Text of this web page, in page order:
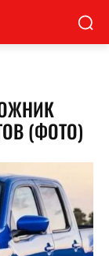
(ФОТО)